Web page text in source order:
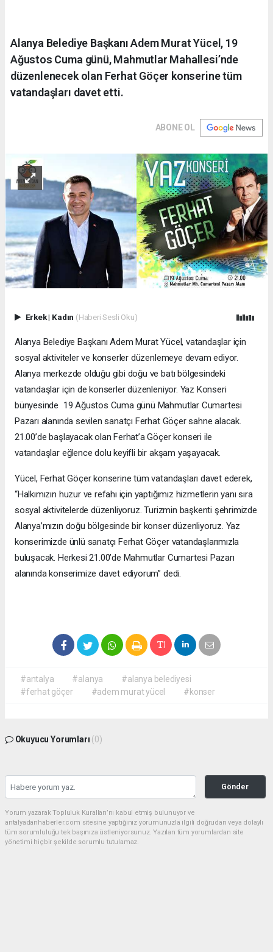
Alanya Belediye Başkanı Adem Murat Yücel, 19
Ağustos Cuma günü, Mahmutlar Mahallesi’nde
düzenlenecek olan Ferhat Göçer konserine tüm
vatandaşları davet etti.
ABONE OL
Erkek| Kadın (Haberi Sesli Oku)
Alanya Belediye Başkanı Adem Murat Yücel, vatandaşlar için
sosyal aktiviteler ve konserler düzenlemeye devam ediyor.
Alanya merkezde olduğu gibi doğu ve batı bölgesindeki
vatandaşlar için de konserler düzenleniyor. Yaz Konseri
bünyesinde 19 Ağustos Cuma günü Mahmutlar Cumartesi
Pazarı alanında sevilen sanatçı Ferhat Göçer sahne alacak.
21.00’de başlayacak olan Ferhat’a Göçer konseri ile
vatandaşlar eğlence dolu keyifli bir akşam yaşayacak.
Yücel, Ferhat Göçer konserine tüm vatandaşları davet ederek,
“Halkımızın huzur ve refahı için yaptığımız hizmetlerin yanı sıra
sosyal aktivitelerde düzenliyoruz. Turizmin başkenti şehrimizde
Alanya’mızın doğu bölgesinde bir konser düzenliyoruz. Yaz
konserimizde ünlü sanatçı Ferhat Göçer vatandaşlarımızla
buluşacak. Herkesi 21.00’de Mahmutlar Cumartesi Pazarı
alanında konserimize davet ediyorum” dedi.
#antalya #alanya
#alanya belediyesi
#ferhat göçer
#adem murat yücel #konser
Okuyucu Yorumları (0)
Gönder
Yorum yazarak Topluluk Kuralları’nı kabul etmiş bulunuyor ve
antalyadanhaberler.com sitesine yaptığınız yorumunuzla ilgili doğrudan veya dolaylı
tüm sorumluluğu tek başınıza üstleniyorsunuz. Yazılan tüm yorumlardan site
yönetimi hiçbir şekilde sorumlu tutulamaz.